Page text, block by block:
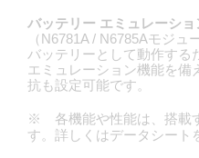
バッテリー エミュレーショ
（N6781A / N6785Aモジュ
バッテリーとして動作する
エミュレーション機能を備
抗も設定可能です。
※ 各機能や性能は、搭載
す。詳しくはデータシート